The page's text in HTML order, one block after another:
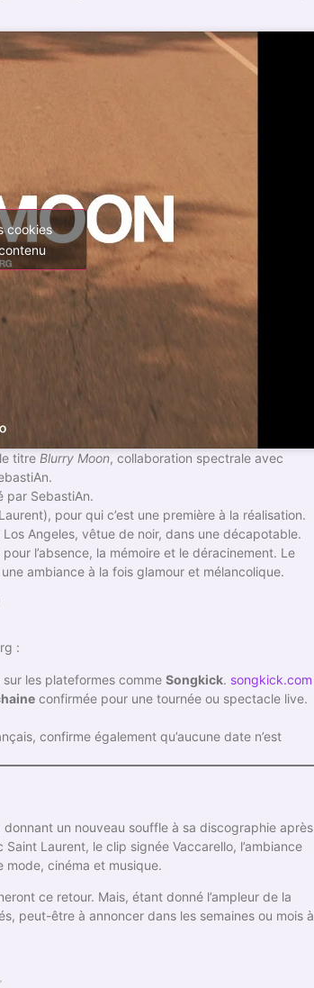
cookies
titre Blurry Moon, collaboration spectrale avec
par SebastiAn.
pour qui c’est une première à la réalisation.
Angeles, vêtue de noir, dans une décapotable.
l’absence, la mémoire et le déracinement. Le
ambiance à la fois glamour et mélancolique.
:
sur les plateformes comme Songkick. songkick.com
confirmée pour une tournée ou spectacle live.
confirme également qu’aucune date n’est
un nouveau souffle à sa discographie après
Saint Laurent, le clip signée Vaccarello, l’ambiance
cinéma et musique.
ce retour. Mais, étant donné l’ampleur de la
peut-être à annoncer dans les semaines ou mois à